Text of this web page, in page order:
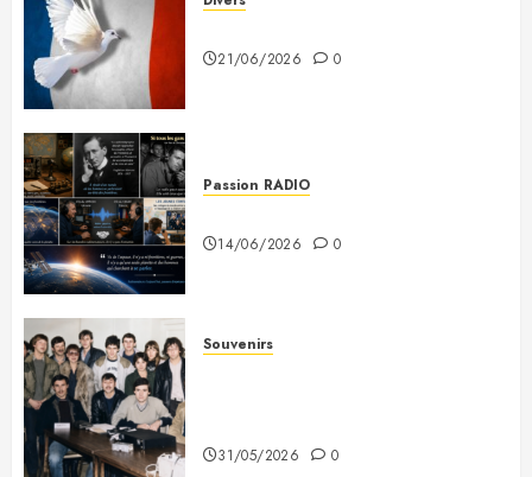
21/06/2026 0
Passion RADIO
14/06/2026 0
Souvenirs
31/05/2026 0